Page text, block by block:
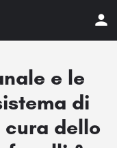
e le
di
cura dello